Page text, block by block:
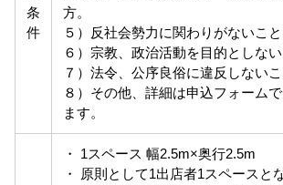
条
件
方。
５）反社会勢力に関わりがないこと
６）宗教、政治活動を目的としない
７）法令、公序良俗に違反しないこ
８）その他、詳細は申込フォーム
ます。
・ 1スペース 幅2.5m×奥行2.5m
・ 原則として1出店者1スペースと